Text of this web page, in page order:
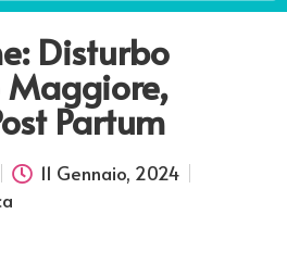
Disturbo
Maggiore,
Partum
11 Gennaio, 2024